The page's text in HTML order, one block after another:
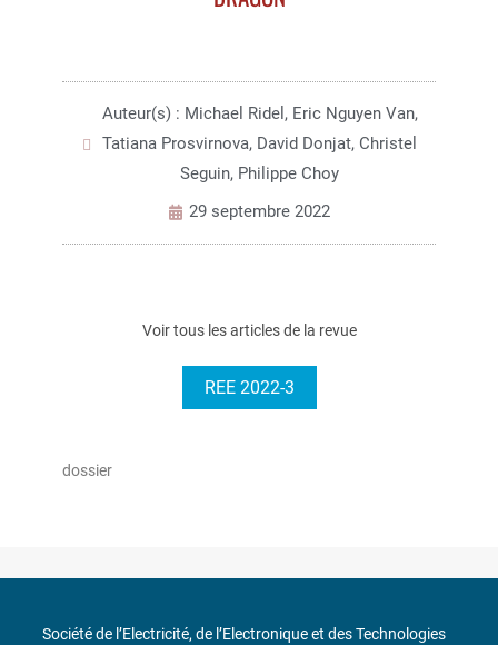
Auteur(s) : Michael Ridel, Eric Nguyen Van,
Tatiana Prosvirnova, David Donjat, Christel
Seguin, Philippe Choy
29 septembre 2022
Voir tous les articles de la revue
REE 2022-3
dossier
Société de l’Electricité, de l’Electronique et des Technologies